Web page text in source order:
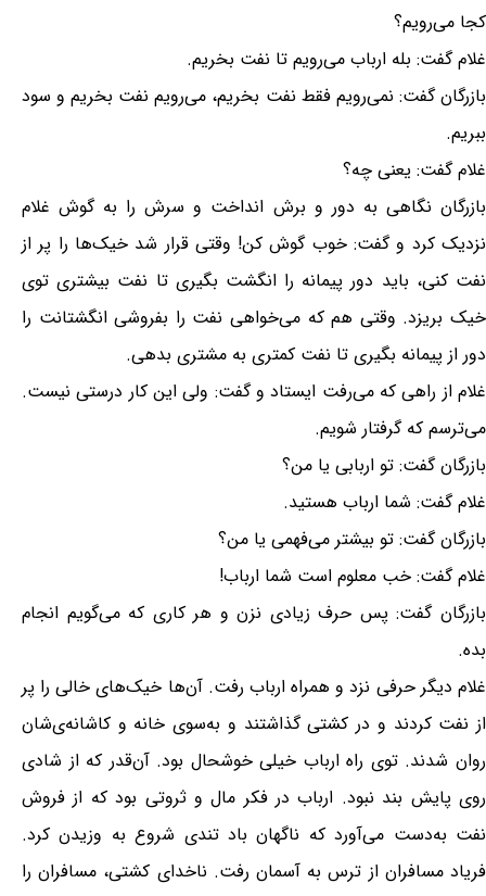
کجا می‌رویم؟
غلام گفت: بله ارباب می‌رویم تا نفت بخریم.
بازرگان گفت: نمی‌رویم فقط نفت بخریم، می‌رویم نفت بخریم و سود
ببریم.
غلام گفت: یعنی چه؟
بازرگان نگاهی به دور و برش انداخت و سرش را به گوش غلام
نزدیک کرد و گفت: خوب گوش کن! وقتی قرار شد خیک‌ها را پر از
نفت کنی، باید دور پیمانه را انگشت بگیری تا نفت بیشتری توی
خیک بریزد. وقتی هم که می‌خواهی نفت را بفروشی انگشتانت را
دور از پیمانه بگیری تا نفت کمتری به مشتری بدهی.
غلام از راهی که می‌رفت ایستاد و گفت: ولی این کار درستی نیست.
می‌ترسم که گرفتار شویم.
بازرگان گفت: تو اربابی یا من؟
غلام گفت: شما ارباب هستید.
بازرگان گفت: تو بیشتر می‌فهمی یا من؟
غلام گفت: خب معلوم است شما ارباب!
بازرگان گفت: پس حرف زیادی نزن و هر کاری که می‌گویم انجام
بده.
غلام دیگر حرفی نزد و همراه ارباب رفت. آن‌ها خیک‌های خالی را پر
از نفت کردند و در کشتی گذاشتند و به‌سوی خانه و کاشانه‌ی‌شان
روان شدند. توی راه ارباب خیلی خوشحال بود. آن‌قدر که از شادی
روی پایش بند نبود. ارباب در فکر مال و ثروتی بود که از فروش
نفت به‌دست می‌آورد که ناگهان باد تندی شروع به وزیدن کرد.
فریاد مسافران از ترس به آسمان رفت. ناخدای کشتی، مسافران را